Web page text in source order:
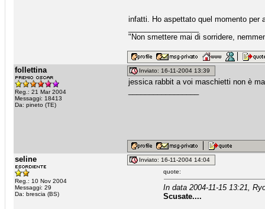
infatti. Ho aspettato quel momento per
"Non smettere mai di sorridere,
follettina
Reg.: 21 Mar 2004
Messaggi: 18413
Da: pineto (TE)
Inviato: 16-11-2004 13:39
jessica rabbit a voi maschietti non è
seline
Reg.: 10 Nov 2004
Messaggi: 29
Da: brescia (BS)
Inviato: 16-11-2004 14:04
quote:
In data 2004-11-15 13:21,
Scusate....